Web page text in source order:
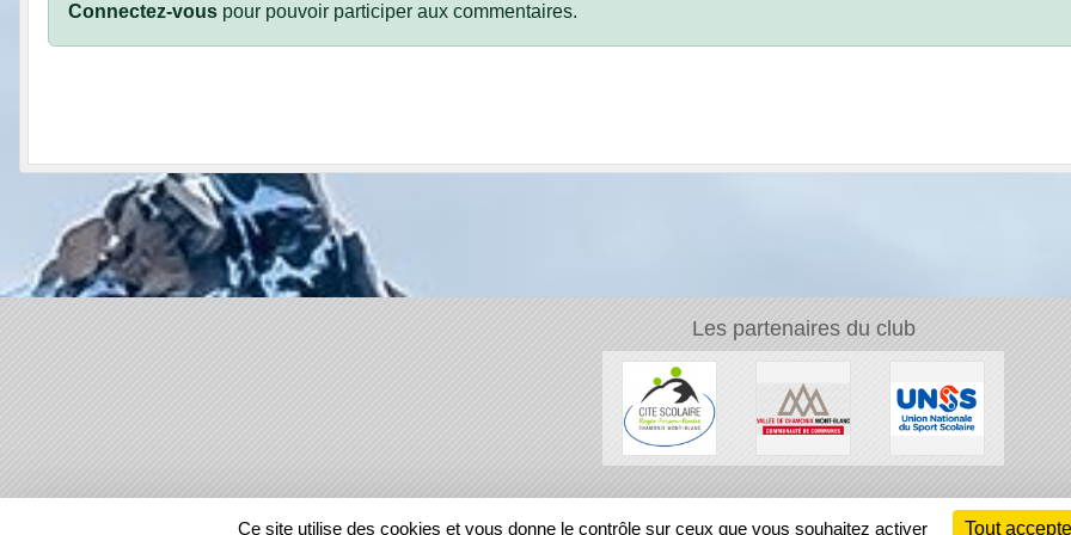
Connectez-vous pour pouvoir participer aux commentaires.
Les partenaires du club
REGIONS
Ce site utilise des cookies et vous donne le contrôle sur ceux que vous souhaitez activer Tout